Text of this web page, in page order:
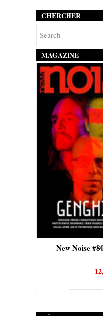
CHERCHER
MAGAZINE
New Noise